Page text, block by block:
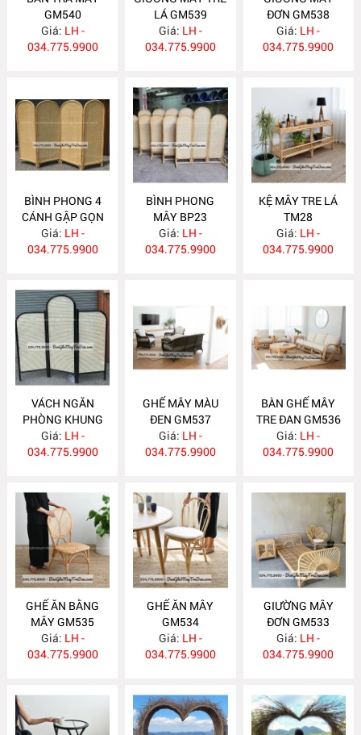
GM540
Giá: LH -
034.775.9900
LÁ GM539
Giá: LH -
034.775.9900
ĐƠN GM538
Giá: LH -
034.775.9900
BÌNH PHONG 4
CÁNH GẬP GỌN
BP24
Giá: LH -
034.775.9900
BÌNH PHONG
MÂY BP23
Giá: LH -
034.775.9900
KỆ MÂY TRE LÁ
TM28
Giá: LH -
034.775.9900
VÁCH NGĂN
PHÒNG KHUNG
SƠN ĐEN BP22
Giá: LH -
034.775.9900
GHẾ MÂY MÀU
ĐEN GM537
Giá: LH -
034.775.9900
BÀN GHẾ MÂY
TRE ĐAN GM536
Giá: LH -
034.775.9900
GHẾ ĂN BẰNG
MÂY GM535
Giá: LH -
034.775.9900
GHẾ ĂN MÂY
GM534
Giá: LH -
034.775.9900
GIƯỜNG MÂY
ĐƠN GM533
Giá: LH -
034.775.9900